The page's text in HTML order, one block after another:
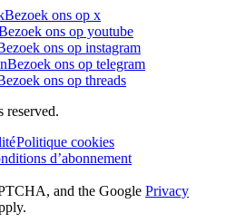
Bezoek ons op x
ons op youtube
ons op instagram
Bezoek ons op telegram
ons op threads
Politique cookies
d’abonnement
and the Google Privacy